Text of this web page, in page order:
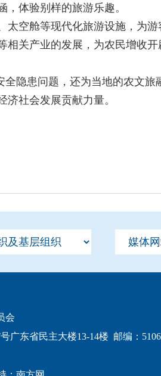
体验别样的旅游乐趣。
空舱等现代化旅游设施，为游
关产业的发展，为农民增收
隐患问题，还为当地的农文旅
社会发展贡献力量。
会
广东省民主大楼13-14楼 邮编：